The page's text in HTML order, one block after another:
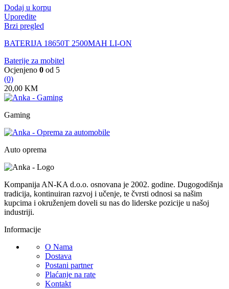
Dodaj u korpu
Uporedite
Brzi pregled
BATERIJA 18650T 2500MAH LI-ON
Baterije za mobitel
Ocjenjeno 0 od 5
(0)
20,00 KM
Gaming
Auto oprema
Kompanija AN-KA d.o.o. osnovana je 2002. godine. Dugogodišnja
tradicija, kontinuiran razvoj i učenje, te čvrsti odnosi sa našim
kupcima i okruženjem doveli su nas do liderske pozicije u našoj
industriji.
Informacije
O Nama
Dostava
Postani partner
Plaćanje na rate
Kontakt